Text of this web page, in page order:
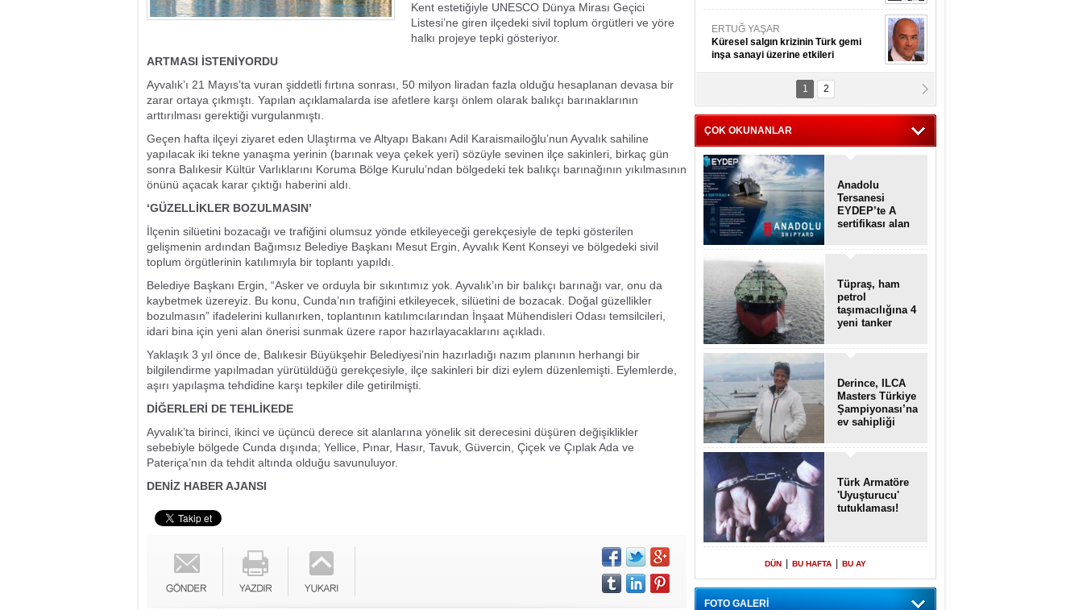
Kent estetiğiyle UNESCO Dünya Mirası Geçici
Listesi’ne giren ilçedeki sivil toplum örgütleri ve yöre
halkı projeye tepki gösteriyor.
ARTMASI İSTENİYORDU
Ayvalık’ı 21 Mayıs’ta vuran şiddetli fırtına sonrası, 50 milyon liradan fazla olduğu hesaplanan devasa bir
zarar ortaya çıkmıştı. Yapılan açıklamalarda ise afetlere karşı önlem olarak balıkçı barınaklarının
arttırılması gerektiği vurgulanmıştı.
Geçen hafta ilçeyi ziyaret eden Ulaştırma ve Altyapı Bakanı Adil Karaismailoğlu’nun Ayvalık sahiline
yapılacak iki tekne yanaşma yerinin (barınak veya çekek yeri) sözüyle sevinen ilçe sakinleri, birkaç gün
sonra Balıkesir Kültür Varlıklarını Koruma Bölge Kurulu’ndan bölgedeki tek balıkçı barınağının yıkılmasının
önünü açacak karar çıktığı haberini aldı.
‘GÜZELLİKLER BOZULMASIN’
İlçenin silüetini bozacağı ve trafiğini olumsuz yönde etkileyeceği gerekçesiyle de tepki gösterilen
gelişmenin ardından Bağımsız Belediye Başkanı Mesut Ergin, Ayvalık Kent Konseyi ve bölgedeki sivil
toplum örgütlerinin katılımıyla bir toplantı yapıldı.
Belediye Başkanı Ergin, “Asker ve orduyla bir sıkıntımız yok. Ayvalık’ın bir balıkçı barınağı var, onu da
kaybetmek üzereyiz. Bu konu, Cunda’nın trafiğini etkileyecek, silüetini de bozacak. Doğal güzellikler
bozulmasın” ifadelerini kullanırken, toplantının katılımcılarından İnşaat Mühendisleri Odası temsilcileri,
idari bina için yeni alan önerisi sunmak üzere rapor hazırlayacaklarını açıkladı.
Yaklaşık 3 yıl önce de, Balıkesir Büyükşehir Belediyesi’nin hazırladığı nazım planının herhangi bir
bilgilendirme yapılmadan yürütüldüğü gerekçesiyle, ilçe sakinleri bir dizi eylem düzenlemişti. Eylemlerde,
aşırı yapılaşma tehdidine karşı tepkiler dile getirilmişti.
DİĞERLERİ DE TEHLİKEDE
Ayvalık’ta birinci, ikinci ve üçüncü derece sit alanlarına yönelik sit derecesini düşüren değişiklikler
sebebiyle bölgede Cunda dışında; Yellice, Pınar, Hasır, Tavuk, Güvercin, Çiçek ve Çıplak Ada ve
Pateriça’nın da tehdit altında olduğu savunuluyor.
DENİZ HABER AJANSI
ERTUĞ YAŞAR
Küresel salgın krizinin Türk gemi
inşa sanayi üzerine etkileri
Kpt. MESUT AZMİ GÖKSOY
ithafen...
1 2
ÇOK OKUNANLAR
Anadolu
Tersanesi
EYDEP’te A
sertifikası alan
Tüpraş, ham
petrol
taşımacılığına 4
yeni tanker
Derince, ILCA
Masters Türkiye
Şampiyonası’na
ev sahipliği
Türk Armatöre
'Uyuşturucu'
tutuklaması!
DÜN BU HAFTA BU AY
FOTO GALERİ